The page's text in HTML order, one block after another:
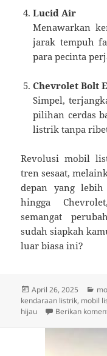
Lucid Air
Menawarkan
jarak tempuh
para pecinta
Chevrolet Bolt
Simpel,
pilihan cerdas
listrik tanpa
Revolusi mobil
tren sesaat,
depan yang
hingga
semangat
sudah siapkah
luar biasa ini?
Diposkan
pada
April 26, 2025
kendaraan listrik, mobil
hijau
Berikan